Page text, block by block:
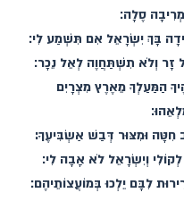
סֶלָה׃
בָּךְ יִשְׂרָאֵל אִם תִּשְׁמַע לִי׃
זָר וְלֹא תִשְׁתַּחֲוֶה לְאֵל נֵכָר׃
הַמַּעַלְךָ מֵאֶרֶץ מִצְרָיִם
חִטָּה וּמִצּוּר דְּבַשׁ אַשְׂבִּיעֶךָ:
וְיִשְׂרָאֵל לֹא אָבָה לִי׃
לִבָּם יֵלְכוּ בְּמוֹעֲצוֹתֵיהֶם׃